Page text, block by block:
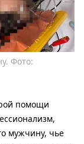
Фото:
помощи
мужчину, чье